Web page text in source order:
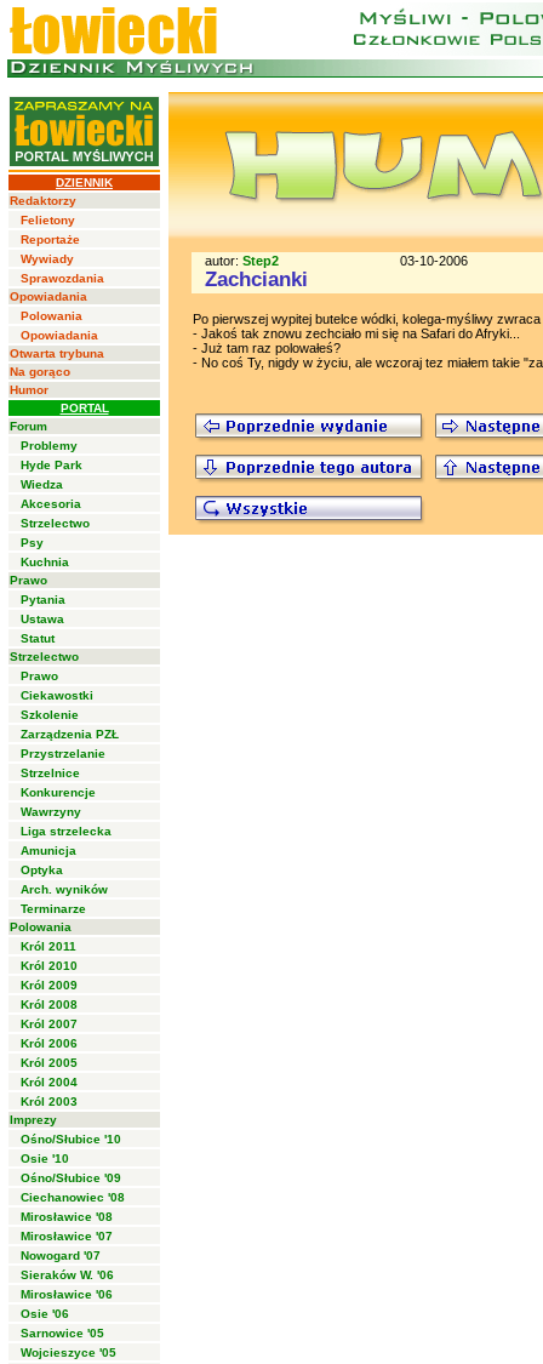
DZIENNIK
Redaktorzy
Felietony
Reportaże
Wywiady
Sprawozdania
Opowiadania
Polowania
Opowiadania
Otwarta trybuna
Na gorąco
Humor
PORTAL
Forum
Problemy
Hyde Park
Wiedza
Akcesoria
Strzelectwo
Psy
Kuchnia
Prawo
Pytania
Ustawa
Statut
Strzelectwo
Prawo
Ciekawostki
Szkolenie
Zarządzenia PZŁ
Przystrzelanie
Strzelnice
Konkurencje
Wawrzyny
Liga strzelecka
Amunicja
Optyka
Arch. wyników
Terminarze
Polowania
Król 2011
Król 2010
Król 2009
Król 2008
Król 2007
Król 2006
Król 2005
Król 2004
Król 2003
Imprezy
Ośno/Słubice '10
Osie '10
Ośno/Słubice '09
Ciechanowiec '08
Mirosławice '08
Mirosławice '07
Nowogard '07
Sieraków W. '06
Mirosławice '06
Osie '06
Sarnowice '05
Wojcieszyce '05
autor: Step2 03-10-2006
Zachcianki
Po pierwszej wypitej butelce wódki, kolega-myśliwy
- Jakoś tak znowu zechciało mi się na Safari do Afryki...
- Już tam raz polowałeś?
- No coś Ty, nigdy w życiu, ale wczoraj tez miałem takie